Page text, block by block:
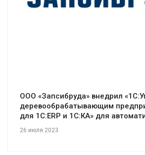
ООО «Запсибруда» внедрил
деревообрабатывающим
для 1С:ERP и 1С:КА» для
26 июля 2023